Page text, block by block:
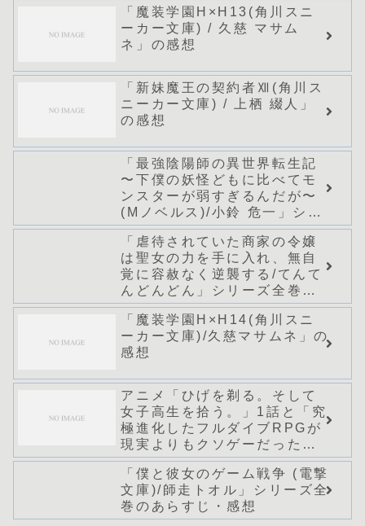
「魔装学園H×H13(角川スニ
ーカー文庫) / 久慈 マサム
ネ」の感想
「新妹魔王の契約者Ⅻ(角川ス
ニーカー文庫) / 上栖 綴人」
の感想
「最強陰陽師の異世界転生記
〜下僕の妖怪どもに比べてモ
ンスターが弱すぎるんだが〜
(Mノベルス)/小鈴 危一」シリ
ーズ全巻のあらすじ・感想
「虐待されていた商家の令嬢
は聖女の力を手に入れ、無自
覚に容赦なく逆襲する/てんて
んどんどん」シリーズ全巻の
あらすじ・感想
「魔装学園H×H14(角川スニ
ーカー文庫)/久慈マサムネ」の
感想
アニメ「ひげを剃る。そして
女子高生を拾う。」1話と「究
極進化したフルダイブRPGが
現実よりもクソゲーだった
ら」1話の感想
「僕と彼女のゲーム戦争 (電撃
文庫)/師走トオル」シリーズ全
巻のあらすじ・感想